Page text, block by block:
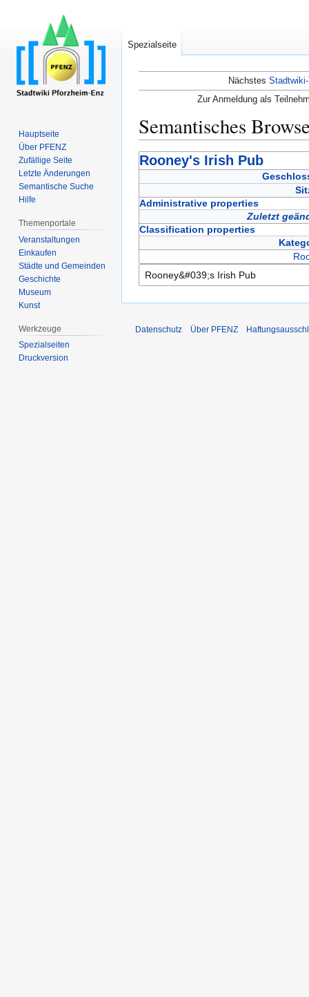
Nächstes
Zur Anmeldung als
Semantisches
Zur
Navigation
Zur
Suche
Rooney's Irish Pub
Administrative properties
Zuletzt
Classification properties
Spezialseite
Hauptseite
Über PFENZ
Zufällige Seite
Letzte Änderungen
Semantische Suche
Hilfe
Themenportale
Veranstaltungen
Einkaufen
Städte und Gemeinden
Geschichte
Museum
Kunst
Werkzeuge
Spezialseiten
Druckversion
Datenschutz Über PFENZ